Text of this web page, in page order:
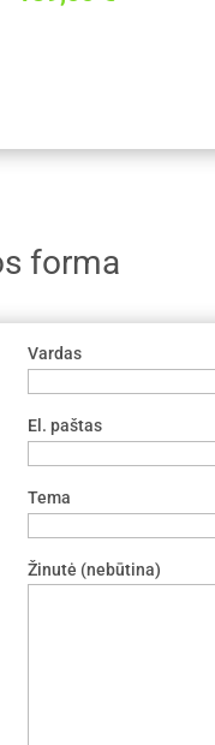
forma
Vardas
El. paštas
Tema
Žinutė (nebūtina)